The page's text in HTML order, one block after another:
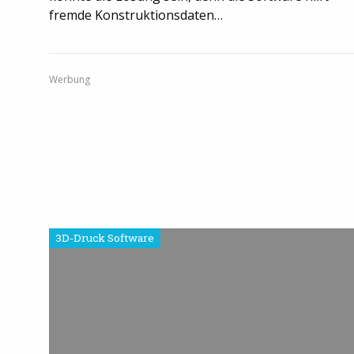
fremde Konstruktionsdaten…
Werbung
3D-Druck Software